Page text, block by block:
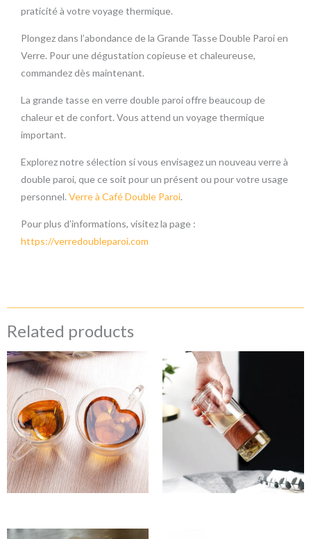
praticité à votre voyage thermique.
Plongez dans l’abondance de la Grande Tasse Double Paroi en
Verre. Pour une dégustation copieuse et chaleureuse,
commandez dès maintenant.
La grande tasse en verre double paroi offre beaucoup de
chaleur et de confort. Vous attend un voyage thermique
important.
Explorez notre sélection si vous envisagez un nouveau verre à
double paroi, que ce soit pour un présent ou pour votre usage
personnel. Verre à Café Double Paroi.
Pour plus d’informations, visitez la page :
https://verredoubleparoi.com
Related products